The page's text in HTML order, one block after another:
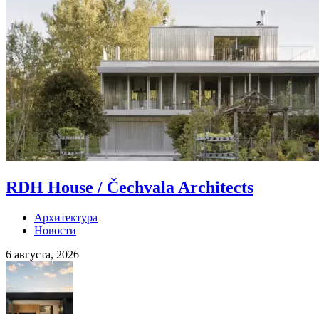
RDH House / Čechvala Architects
Архитектура
Новости
6 августа, 2026